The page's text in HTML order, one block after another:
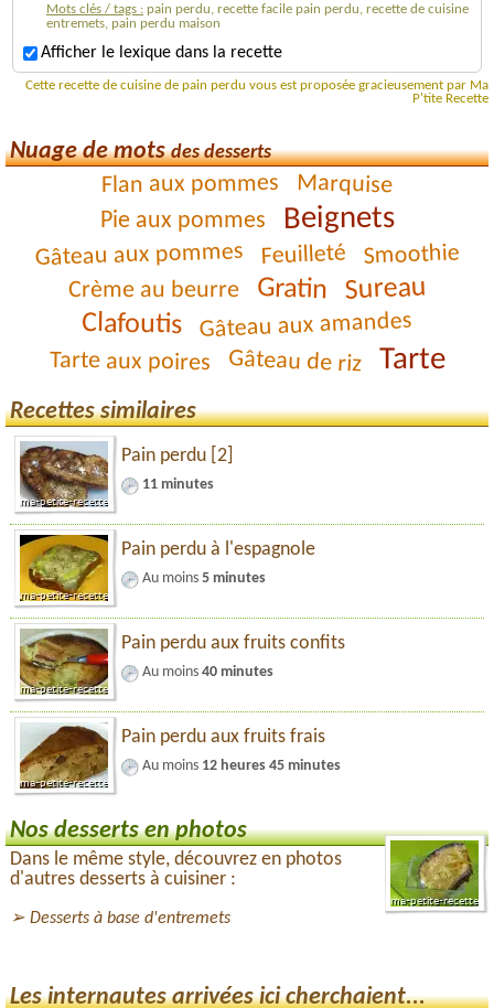
Mots clés / tags : pain perdu, recette facile pain perdu, recette de cuisine
entremets, pain perdu maison
Afficher le lexique dans la recette
Cette recette de cuisine de pain perdu vous est proposée gracieusement par Ma
P'tite Recette
Nuage de motsdes desserts
Flan aux pommes Marquise
Pie aux pommes Beignets
Gâteau aux pommes Feuilleté Smoothie
Crème au beurre Gratin Sureau
Clafoutis Gâteau aux amandes
Tarte aux poires Gâteau de riz Tarte
Recettes similaires
Pain perdu [2]
11 minutes
Pain perdu à l'espagnole
Au moins 5 minutes
Pain perdu aux fruits confits
Au moins 40 minutes
Pain perdu aux fruits frais
Au moins 12 heures 45 minutes
Nos desserts en photos
Dans le même style, découvrez en photos
d'autres desserts à cuisiner :
Desserts à base d'entremets
Les internautes arrivées ici cherchaient...